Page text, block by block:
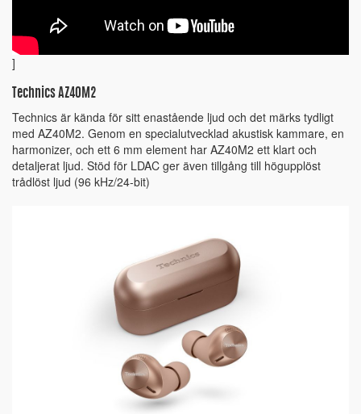
]
Technics AZ40M2
Technics är kända för sitt enastående ljud och det märks tydligt
med AZ40M2. Genom en specialutvecklad akustisk kammare, en
harmonizer, och ett 6 mm element har AZ40M2 ett klart och
detaljerat ljud. Stöd för LDAC ger även tillgång till högupplöst
trådlöst ljud (96 kHz/24-bit)